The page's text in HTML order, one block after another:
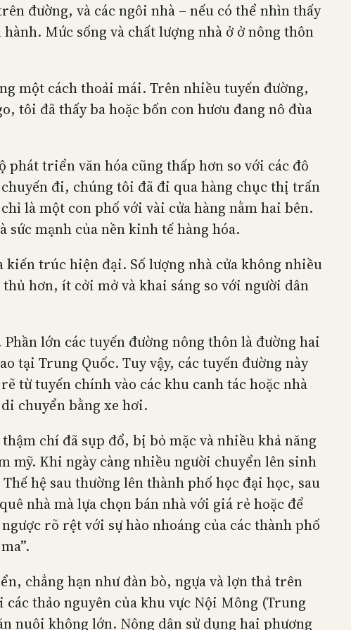
đường, và các ngôi nhà – nếu có thể nhìn thấy
Mức sống và chất lượng nhà ở ở nông thôn
một cách thoải mái. Trên nhiều tuyến đường,
tôi đã thấy ba hoặc bốn con hươu đang nô đùa
phát triển văn hóa cũng thấp hơn so với các đô
đi, chúng tôi đã đi qua hàng chục thị trấn
là một con phố với vài cửa hàng nằm hai bên.
mạnh của nền kinh tế hàng hóa.
kiến trúc hiện đại. Số lượng nhà cửa không nhiều
hơn, ít cởi mở và khai sáng so với người dân
lớn các tuyến đường nông thôn là đường hai
tại Trung Quốc. Tuy vậy, các tuyến đường này
từ tuyến chính vào các khu canh tác hoặc nhà
chuyển bằng xe hơi.
chí đã sụp đổ, bị bỏ mặc và nhiều khả năng
mỹ. Khi ngày càng nhiều người chuyển lên sinh
hệ sau thường lên thành phố học đại học, sau
nhà mà lựa chọn bán nhà với giá rẻ hoặc để
rõ rệt với sự hào nhoáng của các thành phố
chẳng hạn như đàn bò, ngựa và lợn thả trên
thảo nguyên của khu vực Nội Mông (Trung
nuôi không lớn. Nông dân sử dụng hai phương